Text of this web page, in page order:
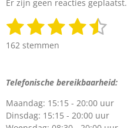
Er zijn geen reacties geplaatst.
R
a
t
g
4
.
1
s
e
r
2
s
e
r
r
3
s
e
r
r
4
e
r
r
5
e
r
r
S
e
n
162 stemmen
Telefonische bereikbaarheid:
Maandag: 15:15 - 20:00 uur
Dinsdag: 15:15 - 20:00 uur